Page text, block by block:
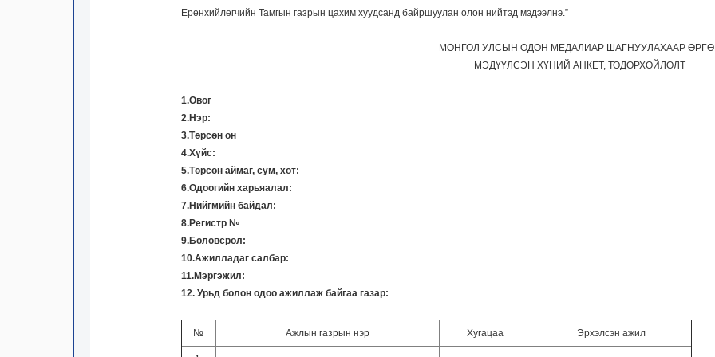
Ерөнхийлөгчийн Тамгын газрын цахим хуудсанд байршуулан олон нийтэд мэдээлнэ.”
МОНГОЛ УЛСЫН ОДОН МЕДАЛИАР ШАГНУУЛАХААР
МЭДҮҮЛСЭН ХҮНИЙ АНКЕТ, ТОДОРХОЙЛОЛТ
1.Овог
2.Нэр:
3.Төрсөн он
4.Хүйс:
5.Төрсөн аймаг, сум, хот:
6.Одоогийн харьяалал:
7.Нийгмийн байдал:
8.Регистр №
9.Боловсрол:
10.Ажилладаг салбар:
11.Мэргэжил:
12. Урьд болон одоо ажиллаж байгаа газар:
№ Ажлын газрын нэр Хугацаа Эрхэлсэн ажил